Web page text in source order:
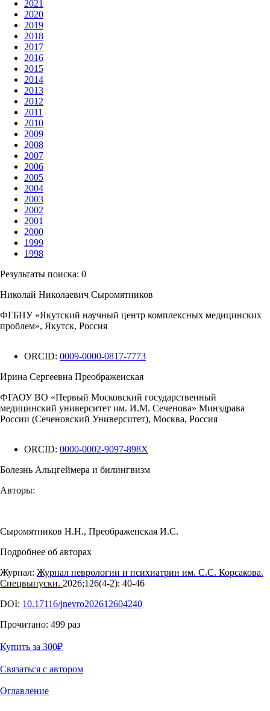
2021
2020
2019
2018
2017
2016
2015
2014
2013
2012
2011
2010
2009
2008
2007
2006
2005
2004
2003
2002
2001
2000
1999
1998
Результаты поиска: 0
Николай Николаевич Сыромятников
ФГБНУ «Якутский научный центр комплексных медицинских
проблем», Якутск, Россия
ORCID: 0009-0000-0817-7773
Ирина Сергеевна Преображенская
ФГАОУ ВО «Первый Московский государственный
медицинский университет им. И.М. Сеченова» Минздрава
России (Сеченовский Университет), Москва, Россия
ORCID: 0000-0002-9097-898X
Болезнь Альцгеймера и билингвизм
Авторы:
Сыромятников Н.Н., Преображенская И.С.
Подробнее об авторах
Журнал: Журнал неврологии и психиатрии им. С.С. Корсакова.
Спецвыпуски. 2026;126(4‑2): 40‑46
DOI: 10.17116/jnevro202612604240
Прочитано: 499 раз
Купить за 300₽
Связаться с автором
Оглавление